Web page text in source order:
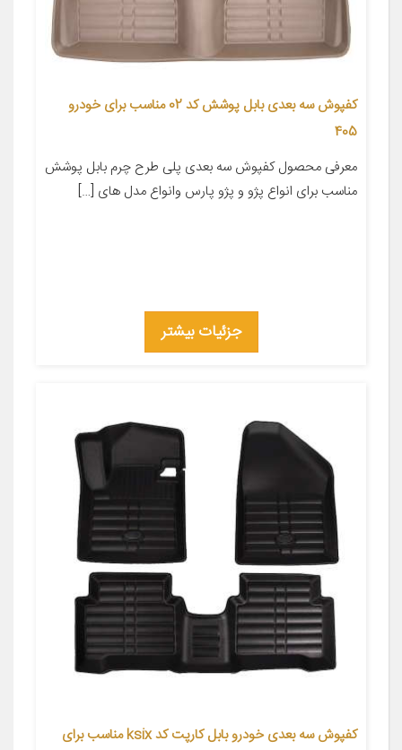
کفپوش سه بعدی بابل پوشش کد 02 مناسب برای خودرو
405
معرفی محصول کفپوش سه بعدی پلی طرح چرم بابل پوشش
مناسب برای انواع پژو و پژو پارس وانواع مدل های […]
جزئیات بیشتر
کفپوش سه بعدی خودرو بابل کارپت کد ksix مناسب برای